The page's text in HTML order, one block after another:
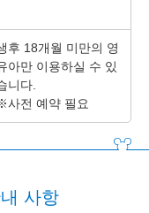
후 18개월 미만의 영
아만 이용하실 수 있
니다.
사전 예약 필요
사항